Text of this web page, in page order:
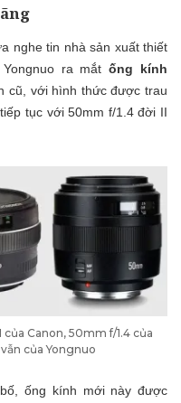
nghe tin nhà sản xuất thiết
ra mắtống kính
cũ, với hình thức được trau
tục với 50mm f/1.4 đời II
của Canon, 50mm f/1.4 của
của Yongnuo
ống kính mới này được